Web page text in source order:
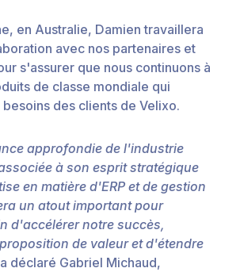
en Australie, Damien travaillera
avec nos partenaires et
s'assurer que nous continuons à
de classe mondiale qui
des clients de Velixo.
approfondie de l'industrie
à son esprit stratégique
en matière d'ERP et de gestion
un atout important pour
d'accélérer notre succès,
de valeur et d'étendre
a déclaré Gabriel Michaud,